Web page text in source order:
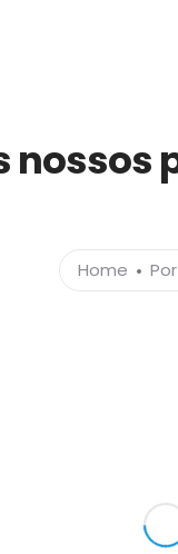
nossos
Home